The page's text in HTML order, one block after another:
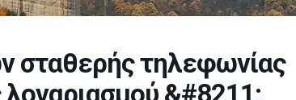
σταθερής τηλεφωνίας